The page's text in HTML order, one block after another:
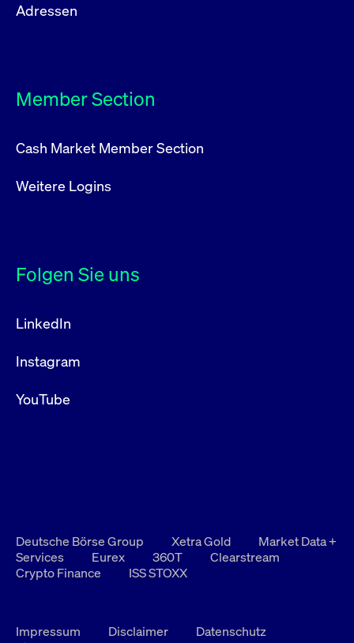
Adressen
Member Section
Cash Market Member Section
Weitere Logins
Folgen Sie uns
LinkedIn
Instagram
YouTube
Deutsche Börse Group Xetra Gold
Market Data +
Services
Eurex 360T
Clearstream
Crypto Finance
ISS STOXX
Impressum Disclaimer
Datenschutz